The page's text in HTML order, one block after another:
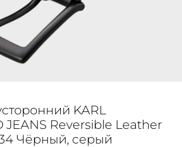
KARL
JEANS Reversible Leather
Чёрный, серый